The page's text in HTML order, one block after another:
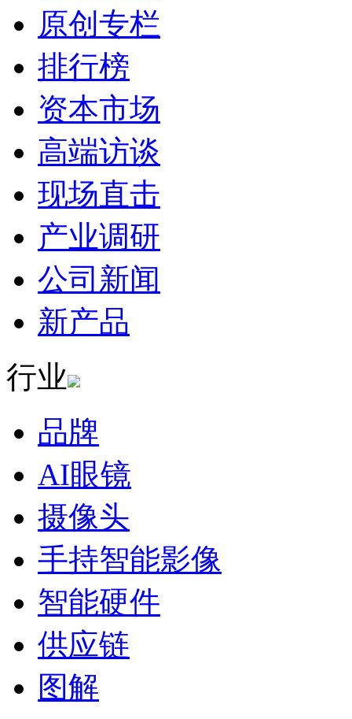
原创专栏
排行榜
资本市场
高端访谈
现场直击
产业调研
公司新闻
新产品
行业
品牌
AI眼镜
摄像头
手持智能影像
智能硬件
供应链
图解